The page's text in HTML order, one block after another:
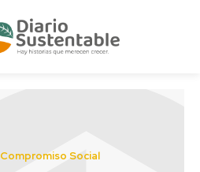
Compromiso Social